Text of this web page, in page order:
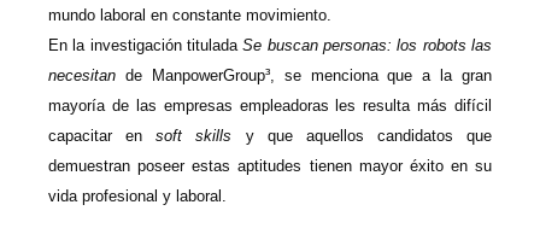
mundo laboral en constante movimiento.
En la investigación tituladaSe buscan personas: los robots las
necesitan de ManpowerGroup³, se menciona que a la gran
mayoría de las empresas empleadoras les resulta más difícil
capacitar ensoft skills y que aquellos candidatos que
demuestran poseer estas aptitudes tienen mayor éxito en su
vida profesional y laboral.